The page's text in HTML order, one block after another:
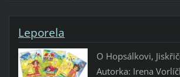
Leporela
O Hopsálkovi,
Autorka: Irena